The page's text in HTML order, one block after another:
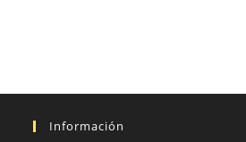
Información